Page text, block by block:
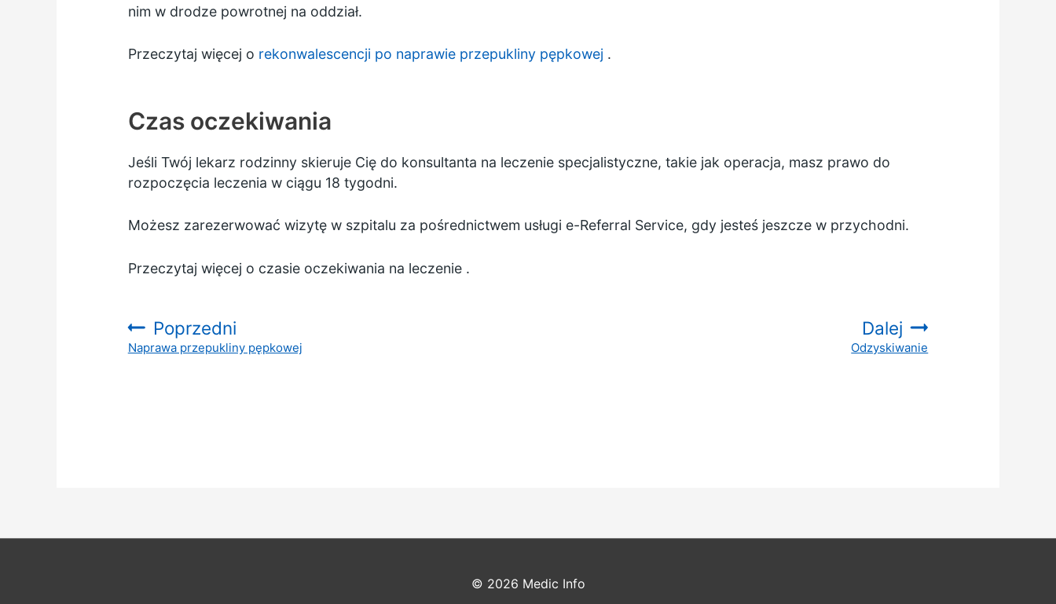
nim w drodze powrotnej na oddział.
Przeczytaj więcej o rekonwalescencji po naprawie przepukliny pępkowej .
Czas oczekiwania
Jeśli Twój lekarz rodzinny skieruje Cię do konsultanta na leczenie specjalistyczne, takie jak operacja, masz prawo do
rozpoczęcia leczenia w ciągu 18 tygodni.
Możesz zarezerwować wizytę w szpitalu za pośrednictwem usługi e-Referral Service, gdy jesteś jeszcze w przychodni.
Przeczytaj więcej o czasie oczekiwania na leczenie.
Poprzedni
:Naprawa przepukliny pępkowej
Dalej
:
Odzyskiwanie
© 2026 Medic Info